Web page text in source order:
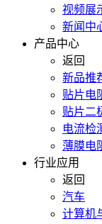
视频展
新闻中
产品中心
返回
新品推
贴片电
贴片二
电流检
薄膜电
行业应用
返回
汽车
计算机